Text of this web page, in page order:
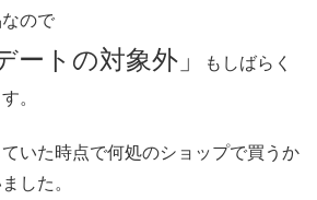
ので
ートの対象外」
もしばらく
。
いた時点で何処のショップで買うか
した。